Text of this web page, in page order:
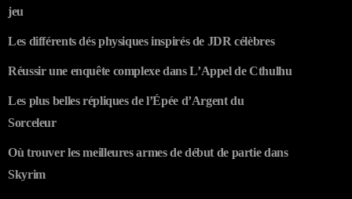
jeu
Les différents dés physiques inspirés de JDR célèbres
Réussir une enquête complexe dans L’Appel de Cthulhu
Les plus belles répliques de l’Épée d’Argent du
Sorceleur
Où trouver les meilleures armes de début de partie dans
Skyrim